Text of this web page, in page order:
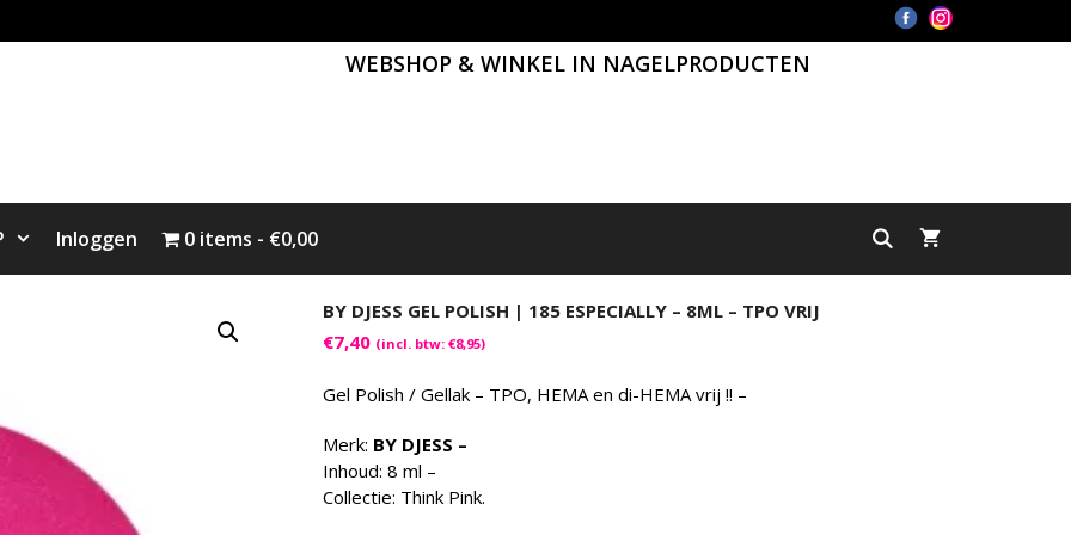
WEBSHOP & WINKEL IN NAGELPRODUCTEN
Inloggen 0 items €0,00
BY DJESS GEL POLISH | 185 ESPECIALLY – 8ML – TPO VRIJ
€7,40 (incl. btw: €8,95)
Gel Polish / Gellak – TPO, HEMA en di-HEMA vrij !! –
Merk: BY DJESS –
Inhoud: 8 ml –
Collectie: Think Pink.